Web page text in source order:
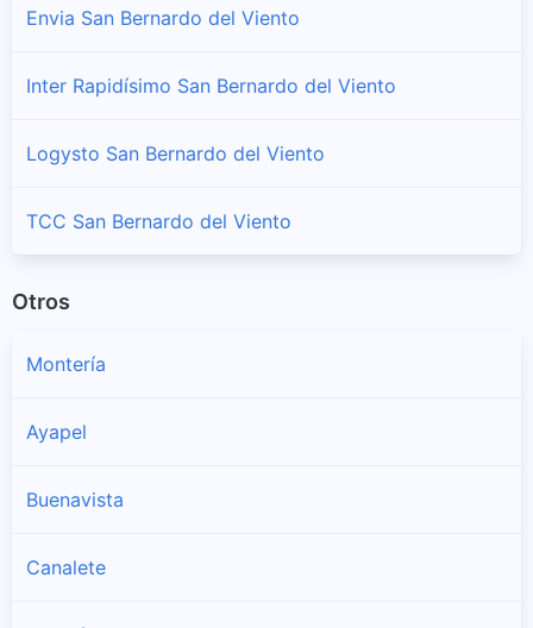
Envia San Bernardo del Viento
Inter Rapidísimo San Bernardo del Viento
Logysto San Bernardo del Viento
TCC San Bernardo del Viento
Otros
Montería
Ayapel
Buenavista
Canalete